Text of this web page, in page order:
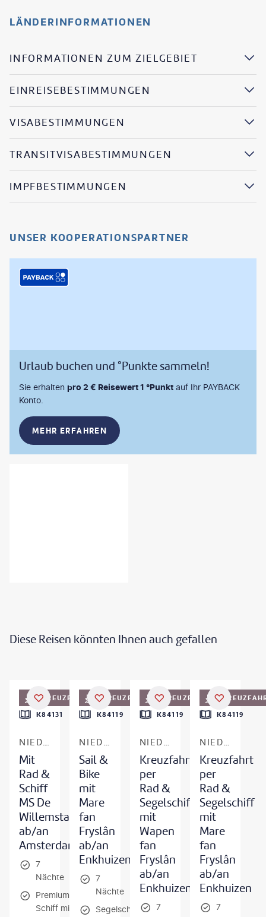
LÄNDERINFORMATIONEN
INFORMATIONEN ZUM ZIELGEBIET
EINREISEBESTIMMUNGEN
VISABESTIMMUNGEN
TRANSITVISABESTIMMUNGEN
IMPFBESTIMMUNGEN
UNSER KOOPERATIONSPARTNER
Urlaub buchen und °Punkte sammeln!
Sie erhalten pro 2 € Reisewert 1 °Punkt auf Ihr PAYBACK
Konto.
MEHR ERFAHREN
Diese Reisen könnten Ihnen auch gefallen
FRÜHBUCHER-VORTEIL
KREUZFAHRT
K84131
NIEDERLANDE - NORDROUTE
Mit
Rad &
Schiff
MS De
Willemstad
ab/an
Amsterdam
7
Nächte
Premium-
Schiff mit
KREUZFAHRT
K84119
NIEDERLANDE - IJSSELMEER
Sail &
Bike
mit
Mare
fan
Fryslân
ab/an
Enkhuizen
7
Nächte
Segelschiff
FRÜHBUCHER-VORTEIL
KREUZFAHRT
K84119
NIEDERLANDE - IJSSELMEER
Kreuzfahrt
per
Rad &
Segelschiff
mit
Wapen
fan
Fryslân
ab/an
Enkhuizen
7
K84119
NIEDERLANDE - IJSSELMEER
Kreuzfahrt
per
Rad &
Segelschiff
mit
Mare
fan
Fryslân
ab/an
Enkhuizen
7